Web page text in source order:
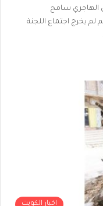
الهاجري سامح
لم يخرج اجتماع اللجنة
اخبار الكويت